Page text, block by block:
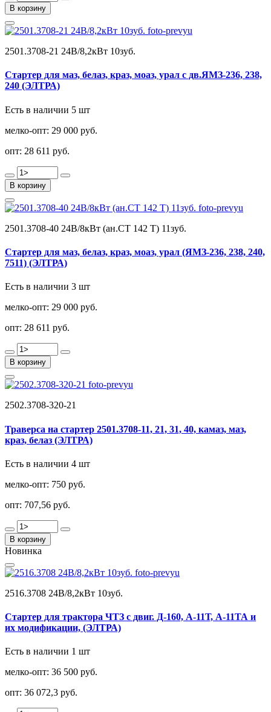
В корзину
2501.3708-21 24В/8,2кВт 10зуб.
Стартер для маз, белаз, краз, моаз, урал с дв.ЯМЗ-236, 238,
240 (ЭЛТРА)
Есть в наличии 5 шт
мелко-опт: 29 000 руб.
опт: 28 611 руб.
В корзину
2501.3708-40 24В/8кВт (ан.СТ 142 Т) 11зуб.
Стартер для маз, белаз, краз, моаз, урал (ЯМЗ-236, 238, 240,
7511) (ЭЛТРА)
Есть в наличии 3 шт
мелко-опт: 29 000 руб.
опт: 28 611 руб.
В корзину
2502.3708-320-21
Траверса на стартер 2501.3708-11, 21, 31, 40, камаз, маз,
краз, белаз (ЭЛТРА)
Есть в наличии 4 шт
мелко-опт: 750 руб.
опт: 707,56 руб.
В корзину
Новинка
2516.3708 24В/8,2кВт 10зуб.
Стартер для трактора ЧТЗ с двиг. Д-160, А-11Т, А-11ТА и
их модификации, (ЭЛТРА)
Есть в наличии 1 шт
мелко-опт: 36 500 руб.
опт: 36 072,3 руб.